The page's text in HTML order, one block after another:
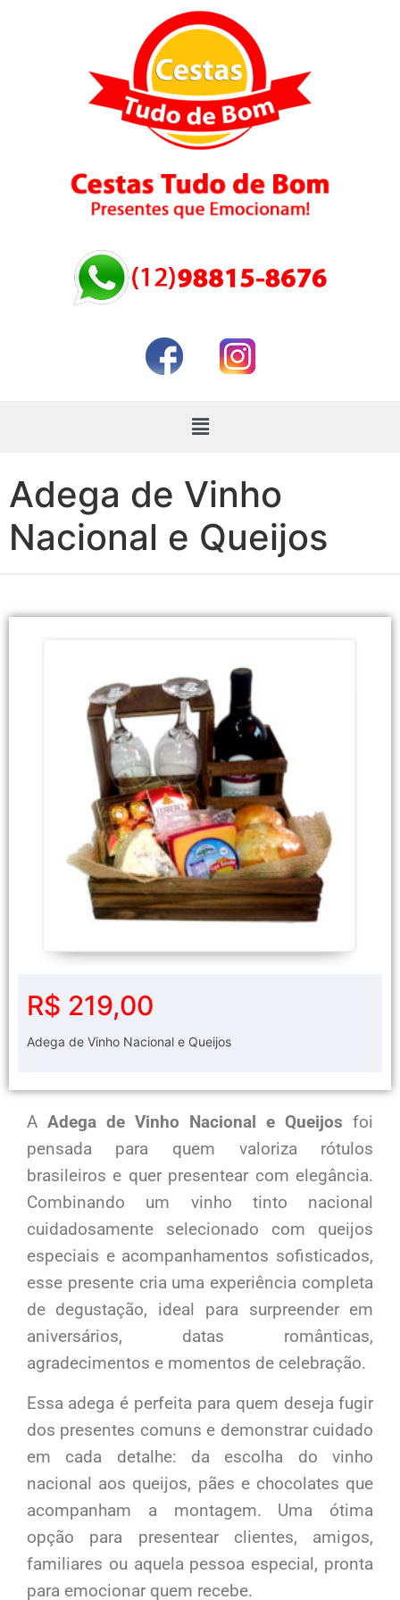
Adega de Vinho
Nacional e Queijos
R$ 219,00
Adega de Vinho Nacional e Queijos
A Adega de Vinho Nacional e Queijos foi
pensada para quem valoriza rótulos
brasileiros e quer presentear com elegância.
Combinando um vinho tinto nacional
cuidadosamente selecionado com queijos
especiais e acompanhamentos sofisticados,
esse presente cria uma experiência completa
de degustação, ideal para surpreender em
aniversários, datas românticas,
agradecimentos e momentos de celebração.
Essa adega é perfeita para quem deseja fugir
dos presentes comuns e demonstrar cuidado
em cada detalhe: da escolha do vinho
nacional aos queijos, pães e chocolates que
acompanham a montagem. Uma ótima
opção para presentear clientes, amigos,
familiares ou aquela pessoa especial, pronta
para emocionar quem recebe.